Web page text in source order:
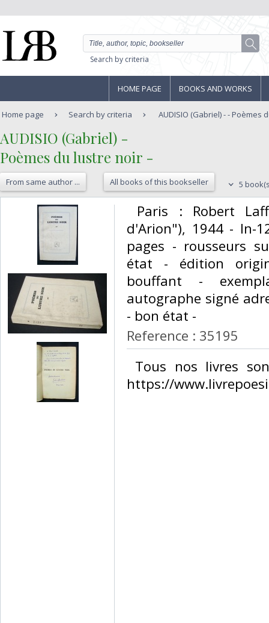
Search by criteria
HOME PAGE BOOKS AND WORKS
Home page Search by criteria AUDISIO (Gabriel) - - Poèmes
‎AUDISIO (Gabriel) - ‎
‎Poèmes du lustre noir -‎
From same author ... All books of this bookseller 5
Paris : Robert
d'Arion"), 1944 - In-
pages - rousseurs
état - édition
bouffant -
autographe signé
- bon état - ‎
Reference : 35195
Tous nos livres
https://